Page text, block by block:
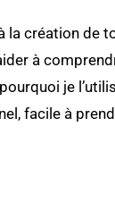
la création de
à
je
facile à